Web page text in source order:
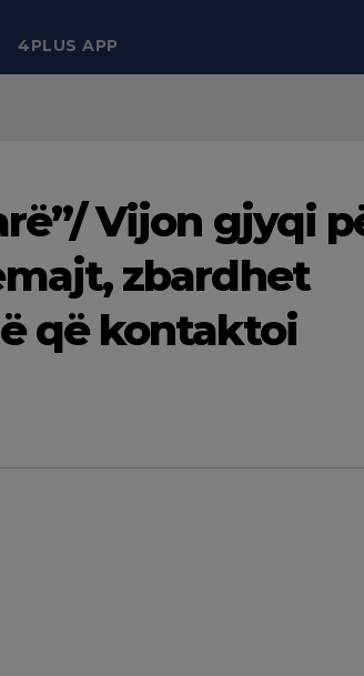
4PLUS APP
Vijon gjyqi
zbardhet
që kontaktoi